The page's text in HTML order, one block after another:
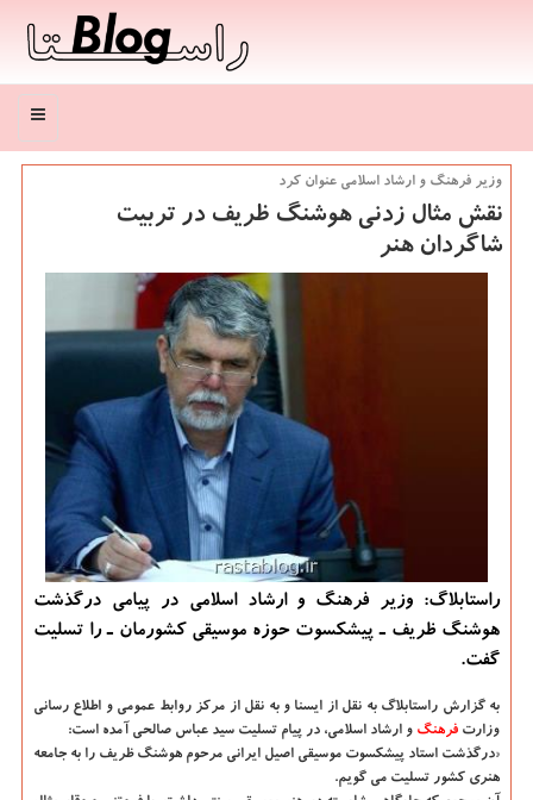
منو
وزیر فرهنگ و ارشاد اسلامی عنوان كرد
نقش مثال زدنی هوشنگ ظریف در تربیت
شاگردان هنر
راستابلاگ: وزیر فرهنگ و ارشاد اسلامی در پیامی درگذشت
هوشنگ ظریف ـ پیشكسوت حوزه موسیقی كشورمان ـ را تسلیت
گفت.
به گزارش راستابلاگ به نقل از ایسنا و به نقل از مركز روابط عمومی و اطلاع رسانی
وزارت فرهنگ و ارشاد اسلامی، در پیام تسلیت سید عباس صالحی آمده است:
«درگذشت استاد پیشكسوت موسیقی اصیل ایرانی مرحوم هوشنگ ظریف را به جامعه
هنری كشور تسلیت می گویم.